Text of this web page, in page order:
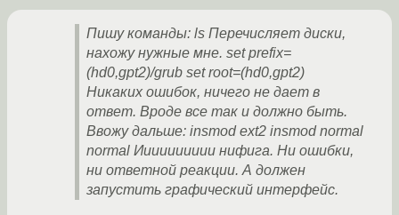
Пишу команды: ls Перечисляет диски,
нахожу нужные мне. set prefix=
(hd0,gpt2)/grub set root=(hd0,gpt2)
Никаких ошибок, ничего не дает в
ответ. Вроде все так и должно быть.
Ввожу дальше: insmod ext2 insmod normal
normal Ииииииииии нифига. Ни ошибки,
ни ответной реакции. А должен
запустить графический интерфейс.